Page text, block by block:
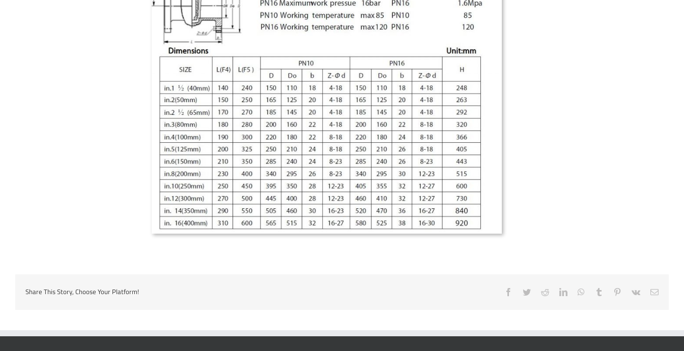
Share This Story, Choose Your Platform!